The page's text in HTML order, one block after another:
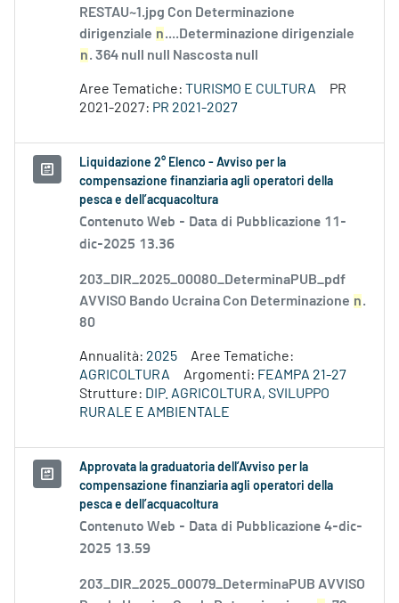
RESTAU~1.jpg Con Determinazione
dirigenziale n....Determinazione dirigenziale
n. 364 null null Nascosta null
Aree Tematiche: TURISMO E CULTURA
PR
2021-2027: PR 2021-2027
Liquidazione 2° Elenco - Avviso per la
compensazione finanziaria agli operatori della
pesca e dell’acquacoltura
Contenuto Web - Data di Pubblicazione 11-
dic-2025 13.36
203_DIR_2025_00080_DeterminaPUB_pdf
AVVISO Bando Ucraina Con Determinazione n.
80
Annualità: 2025
Aree Tematiche:
AGRICOLTURA
Argomenti: FEAMPA 21-27
Strutture: DIP. AGRICOLTURA, SVILUPPO
RURALE E AMBIENTALE
Approvata la graduatoria dell’Avviso per la
compensazione finanziaria agli operatori della
pesca e dell’acquacoltura
Contenuto Web - Data di Pubblicazione 4-dic-
2025 13.59
203_DIR_2025_00079_DeterminaPUB AVVISO